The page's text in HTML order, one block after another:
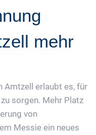
mehr
Amtzell erlaubt es, für
sorgen. Mehr Platz
von
Messie ein neues